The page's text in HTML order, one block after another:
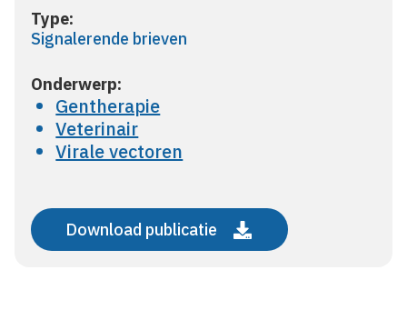
Type:
Signalerende brieven
Onderwerp:
Gentherapie
Veterinair
Virale vectoren
Download publicatie